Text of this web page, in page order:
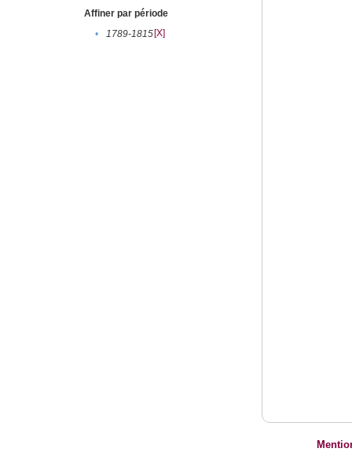
Affiner par période
•
1789-1815[X]